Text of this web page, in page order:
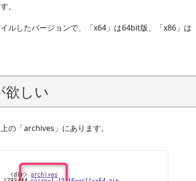
。
ルしたバージョンで、「x64」は64bit版、「x86」は
欲しい
の「archives」にあります。